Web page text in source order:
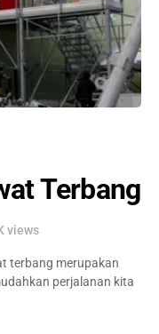
Terbang
views
terbang merupakan
perjalanan kita